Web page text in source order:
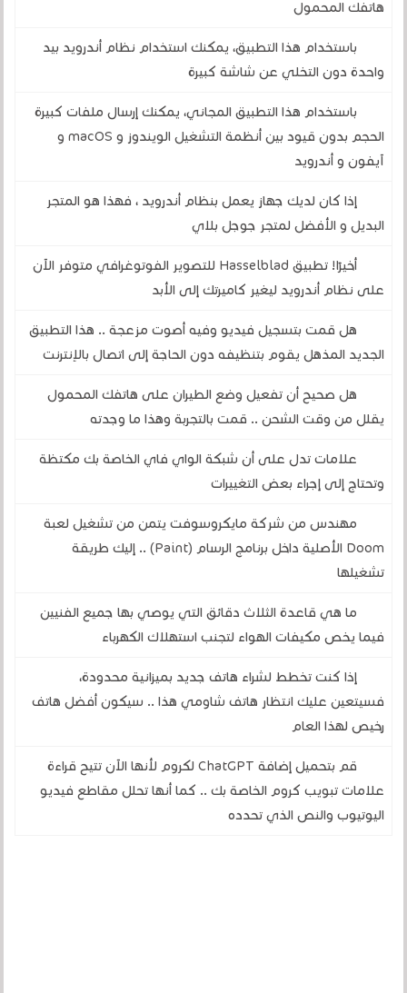
هاتفك المحمول
باستخدام هذا التطبيق، يمكنك استخدام نظام أندرويد بيد
واحدة دون التخلي عن شاشة كبيرة
باستخدام هذا التطبيق المجاني، يمكنك إرسال ملفات كبيرة
الحجم بدون قيود بين أنظمة التشغيل الويندوز و macOS و
آيفون و أندرويد
إذا كان لديك جهاز يعمل بنظام أندرويد ، فهذا هو المتجر
البديل و الأفضل لمتجر جوجل بلاي
أخيرًا! تطبيق Hasselblad للتصوير الفوتوغرافي متوفر الآن
على نظام أندرويد ليغير كاميرتك إلى الأبد
هل قمت بتسجيل فيديو وفيه أصوت مزعجة .. هذا التطبيق
الجديد المذهل يقوم بتنظيفه دون الحاجة إلى اتصال بالإنترنت
هل صحيح أن تفعيل وضع الطيران على هاتفك المحمول
يقلل من وقت الشحن .. قمت بالتجربة وهذا ما وجدته
علامات تدل على أن شبكة الواي فاي الخاصة بك مكتظة
وتحتاج إلى إجراء بعض التغييرات
مهندس من شركة مايكروسوفت يتمن من تشغيل لعبة
Doom الأصلية داخل برنامج الرسام (Paint) .. إليك طريقة
تشغيلها
ما هي قاعدة الثلاث دقائق التي يوصي بها جميع الفنيين
فيما يخص مكيفات الهواء لتجنب استهلاك الكهرباء
إذا كنت تخطط لشراء هاتف جديد بميزانية محدودة،
فسيتعين عليك انتظار هاتف شاومي هذا .. سيكون أفضل هاتف
رخيص لهذا العام
قم بتحميل إضافة ChatGPT لكروم لأنها الآن تتيح قراءة
علامات تبويب كروم الخاصة بك .. كما أنها تحلل مقاطع فيديو
اليوتيوب والنص الذي تحدده